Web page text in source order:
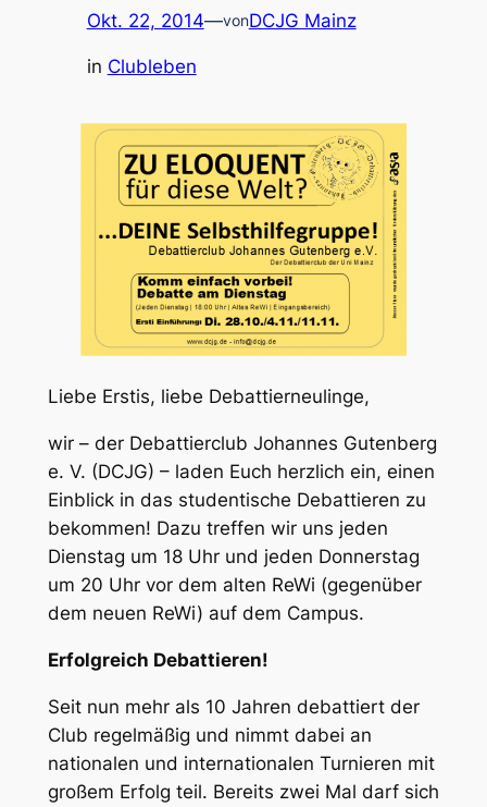
Okt. 22, 2014—vonDCJG Mainz
in Clubleben
Liebe Erstis, liebe Debattierneulinge,
wir – der Debattierclub Johannes Gutenberg
e. V. (DCJG) – laden Euch herzlich ein, einen
Einblick in das studentische Debattieren zu
bekommen! Dazu treffen wir uns jeden
Dienstag um 18 Uhr und jeden Donnerstag
um 20 Uhr vor dem alten ReWi (gegenüber
dem neuen ReWi) auf dem Campus.
Erfolgreich Debattieren!
Seit nun mehr als 10 Jahren debattiert der
Club regelmäßig und nimmt dabei an
nationalen und internationalen Turnieren mit
großem Erfolg teil. Bereits zwei Mal darf sich